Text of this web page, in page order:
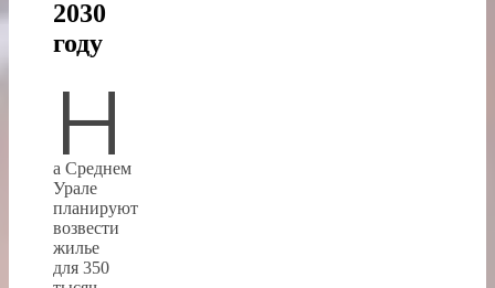
2030
году
Н
а Среднем
Урале
планируют
возвести
жилье
для 350